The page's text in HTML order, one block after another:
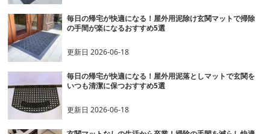
毎日の帰宅が快適になる！屋外用泥除け玄関マットで掃除
の手間が楽になるおすすめ5選
更新日2026-06-18
毎日の帰宅が快適になる！屋外用泥落としマットで玄関を
いつも清潔に保つおすすめ5選
更新日2026-06-18